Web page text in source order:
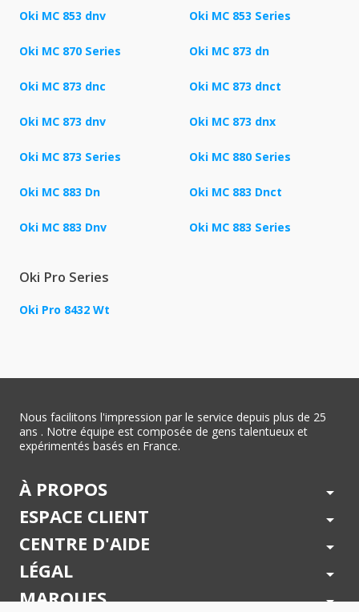
Oki MC 853 dnv Oki MC 853 Series
Oki MC 870 Series Oki MC 873 dn
Oki MC 873 dnc Oki MC 873 dnct
Oki MC 873 dnv Oki MC 873 dnx
Oki MC 873 Series Oki MC 880 Series
Oki MC 883 Dn Oki MC 883 Dnct
Oki MC 883 Dnv Oki MC 883 Series
Oki Pro Series
Oki Pro 8432 Wt
Nous facilitons l'impression par le service depuis plus de 25
ans . Notre équipe est composée de gens talentueux et
expérimentés basés en France.
À PROPOS arrow_drop_down
ESPACE CLIENT arrow_drop_down
CENTRE D'AIDE arrow_drop_down
LÉGAL arrow_drop_down
MARQUES arrow_drop_down